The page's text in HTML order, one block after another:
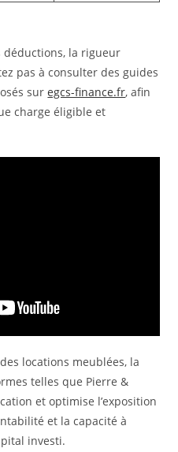
déductions, la rigueur
pas à consulter des guides
suregcs-finance.fr, afin
charge éligible et
locations meublées, la
telles que Pierre &
et optimise l’exposition
et la capacité à
investi.